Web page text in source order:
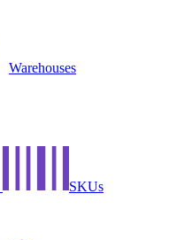
Warehouses
SKUs